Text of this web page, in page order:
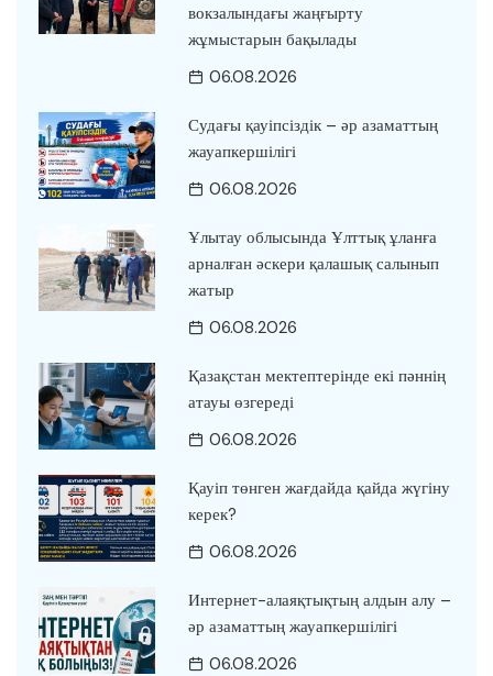
вокзалындағы жаңғырту
жұмыстарын бақылады
06.08.2026
Судағы қауіпсіздік – әр азаматтың
жауапкершілігі
06.08.2026
Ұлытау облысында Ұлттық ұланға
арналған әскери қалашық салынып
жатыр
06.08.2026
Қазақстан мектептерінде екі пәннің
атауы өзгереді
06.08.2026
Қауіп төнген жағдайда қайда жүгіну
керек?
06.08.2026
Интернет-алаяқтықтың алдын алу –
әр азаматтың жауапкершілігі
06.08.2026